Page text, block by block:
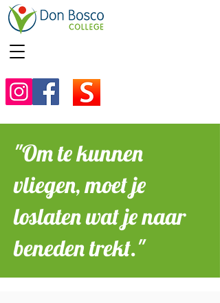
"Om te kunnen
vliegen, moet je
loslaten wat je naar
beneden trekt."